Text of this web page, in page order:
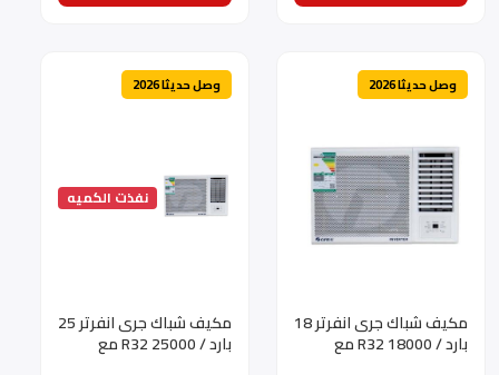
وصل حديثا 2026
مكيف شباك جرى انفرتر 18
بارد / 18000 R32 مع
وصل حديثا 2026
نفذت الكميه
مكيف شباك جرى انفرتر 25
بارد / 25000 R32 مع